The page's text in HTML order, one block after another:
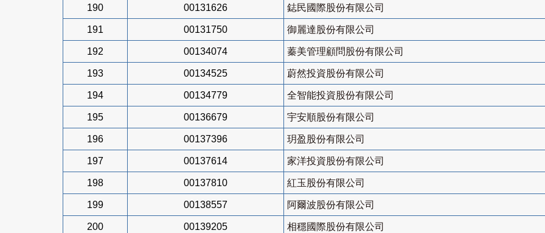
190 00131626 鋕民國際股份有限公司
191 00131750 御麗達股份有限公司
192 00134074 蓁美管理顧問股份有限公司
193 00134525 蔚然投資股份有限公司
194 00134779 全智能投資股份有限公司
195 00136679 宇安順股份有限公司
196 00137396 玥盈股份有限公司
197 00137614 家洋投資股份有限公司
198 00137810 紅玉股份有限公司
199 00138557 阿爾波股份有限公司
200 00139205 相穩國際股份有限公司